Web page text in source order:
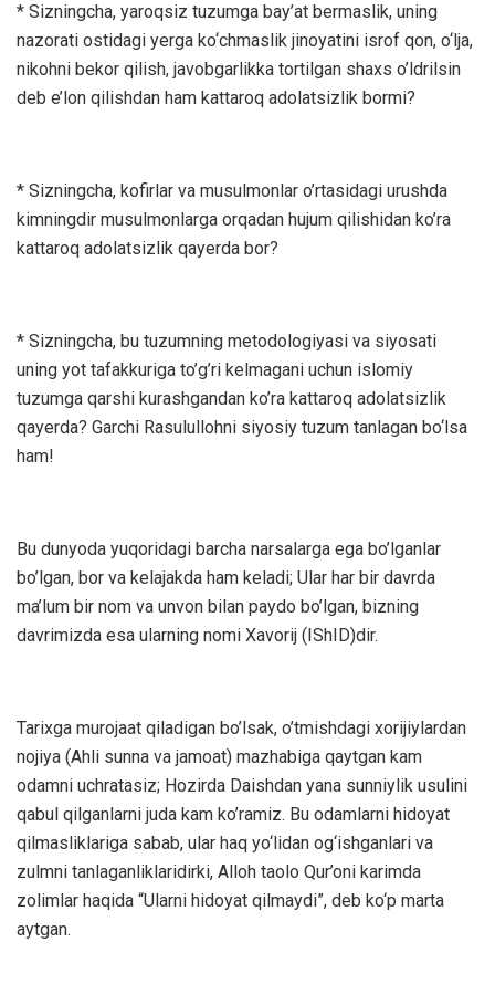
* Sizningcha, yaroqsiz tuzumga bay’at bermaslik, uning
nazorati ostidagi yerga ko‘chmaslik jinoyatini isrof qon, o‘lja,
nikohni bekor qilish, javobgarlikka tortilgan shaxs o’ldrilsin
deb e’lon qilishdan ham kattaroq adolatsizlik bormi?
* Sizningcha, kofirlar va musulmonlar o’rtasidagi urushda
kimningdir musulmonlarga orqadan hujum qilishidan ko’ra
kattaroq adolatsizlik qayerda bor?
* Sizningcha, bu tuzumning metodologiyasi va siyosati
uning yot tafakkuriga to’g’ri kelmagani uchun islomiy
tuzumga qarshi kurashgandan ko’ra kattaroq adolatsizlik
qayerda? Garchi Rasulullohni siyosiy tuzum tanlagan bo‘lsa
ham!
Bu dunyoda yuqoridagi barcha narsalarga ega bo’lganlar
bo’lgan, bor va kelajakda ham keladi; Ular har bir davrda
ma’lum bir nom va unvon bilan paydo bo’lgan, bizning
davrimizda esa ularning nomi Xavorij (IShID)dir.
Tarixga murojaat qiladigan bo’lsak, o’tmishdagi xorijiylardan
nojiya (Ahli sunna va jamoat) mazhabiga qaytgan kam
odamni uchratasiz; Hozirda Daishdan yana sunniylik usulini
qabul qilganlarni juda kam ko’ramiz. Bu odamlarni hidoyat
qilmasliklariga sabab, ular haq yo‘lidan og‘ishganlari va
zulmni tanlaganliklaridirki, Alloh taolo Qur’oni karimda
zolimlar haqida “Ularni hidoyat qilmaydi”, deb ko‘p marta
aytgan.